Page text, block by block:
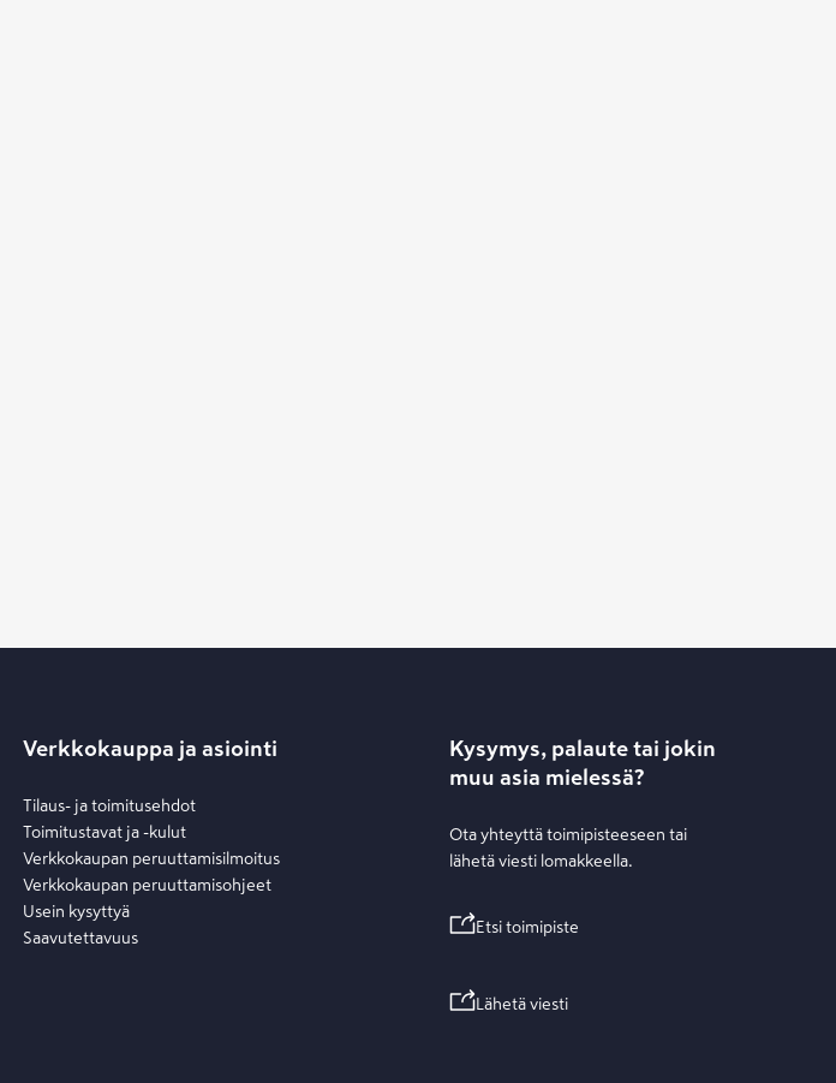
Verkkokauppa ja asiointi
Tilaus- ja toimitusehdot
Toimitustavat ja -kulut
Verkkokaupan peruuttamisilmoitus
Verkkokaupan peruuttamisohjeet
Usein kysyttyä
Saavutettavuus
Kysymys, palaute tai jokin
muu asia mielessä?
Ota yhteyttä toimipisteeseen tai
lähetä viesti lomakkeella.
Etsi toimipiste
Lähetä viesti